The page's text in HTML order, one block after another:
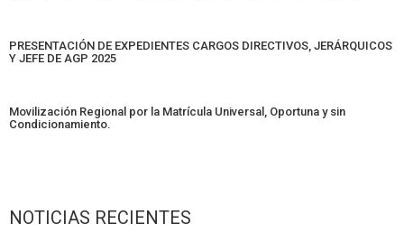
PRESENTACIÓN DE EXPEDIENTES CARGOS DIRECTIVOS, JERÁRQUICOS
Y JEFE DE AGP 2025
Movilización Regional por la Matrícula Universal, Oportuna y sin
Condicionamiento.
NOTICIAS RECIENTES